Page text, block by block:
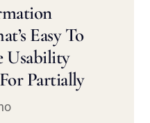
Easy To
Usability
Partially